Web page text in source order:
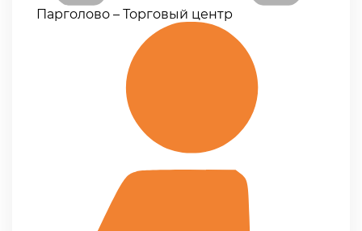
Парголово – Торговый центр